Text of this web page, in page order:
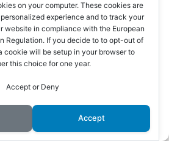
beeinträchtigt werden.
Akzeptieren
Ablehnen
Impressum
Datenschutzerklärung
Kontakt
Cookie-Richtlinie (EU)
AV Ichenheim
on your computer. These cookies are
experience and to track your
website in compliance with the European
Regulation. If you decide to to opt-out of
cookie will be setup in your browser to
this choice for one year.
Accept or Deny
Accept